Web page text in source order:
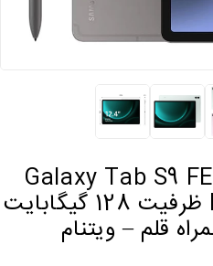
تبلت سامسونگ مدل Galaxy Tab S9 FE
Plus 5G SM-X616B ظرفیت 128 گیگابایت